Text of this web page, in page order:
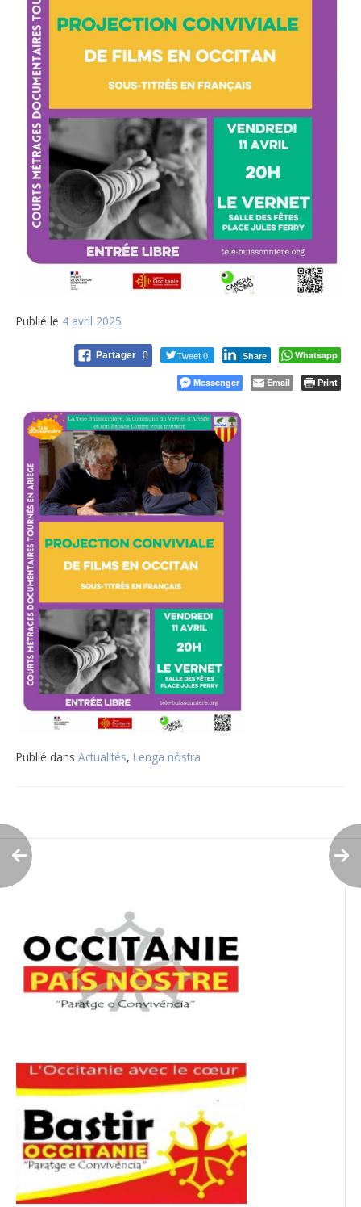
Publié le 4 avril 2025
Partager 0 Tweet 0 Share Whatsapp
Messenger Email Print
Publié dans Actualités, Lenga nòstra
de
l’article